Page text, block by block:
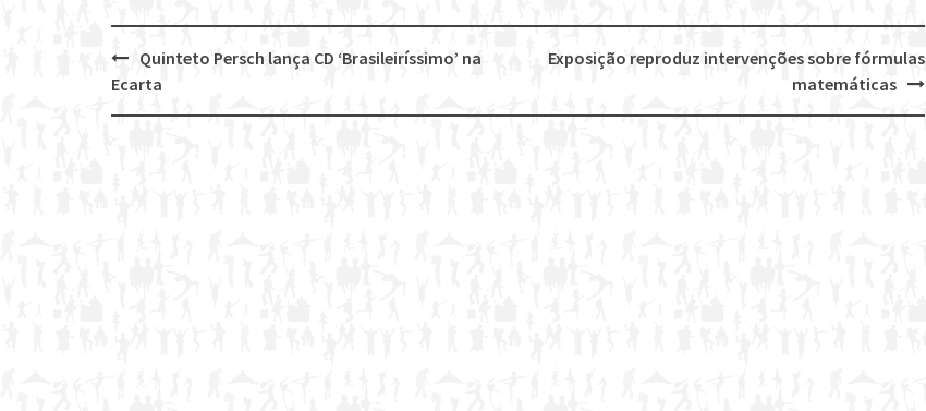
Post
navigation
Exposição reproduz intervenções sobre fórmulas
matemáticas
Quinteto Persch lança CD ‘Brasileiríssimo’ na
Ecarta